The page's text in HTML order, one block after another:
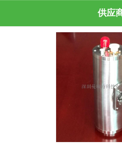
供应